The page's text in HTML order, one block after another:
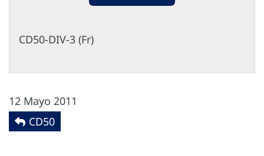
CD50-DIV-3 (Fr)
12 Mayo 2011
CD50